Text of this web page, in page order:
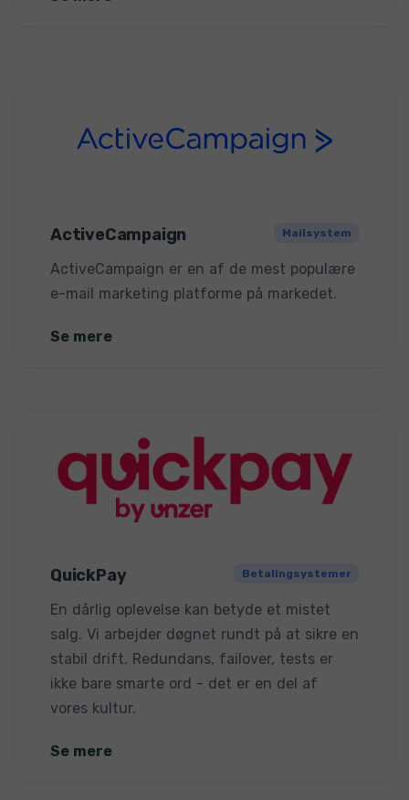
ActiveCampaign Mailsystem
ActiveCampaign er en af de mest populære
e-mail marketing platforme på markedet.
Se mere
QuickPay Betalingsystemer
En dårlig oplevelse kan betyde et mistet
salg. Vi arbejder døgnet rundt på at sikre en
stabil drift. Redundans, failover, tests er
ikke bare smarte ord - det er en del af
vores kultur.
Se mere